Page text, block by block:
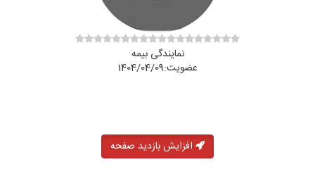
نمایندگی بیمه
عضویت:1404/04/09
افزایش بازدید صفحه